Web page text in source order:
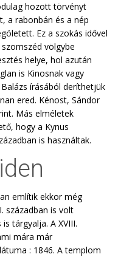
hozott törvényt
a rabonbán és a nép
Ez a szokás idővel
völgybe
helye, hol azután
is Kinosnak vagy
írásából deríthetjük
ered. Kénost, Sándor
Más elméletek
hogy a Kynus
is használtak.
említik ekkor még
században is volt
tárgyalja. A XVIII.
mára már
: 1846. A templom